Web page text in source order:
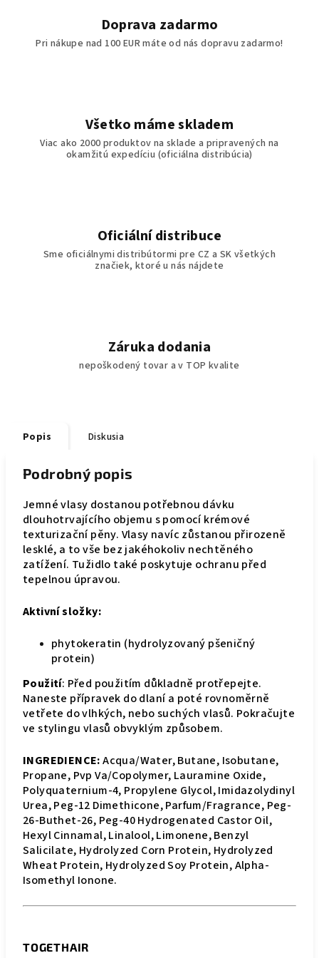
Doprava zadarmo
Pri nákupe nad 100 EUR máte od nás dopravu zadarmo!
Všetko máme skladem
Viac ako 2000 produktov na sklade a pripravených na
okamžitú expedíciu (oficiálna distribúcia)
Oficiální distribuce
Sme oficiálnymi distribútormi pre CZ a SK všetkých
značiek, ktoré u nás nájdete
Záruka dodania
nepoškodený tovar a v TOP kvalite
Popis Diskusia
Podrobný popis
Jemné vlasy dostanou potřebnou dávku
dlouhotrvajícího objemu s pomocí krémové
texturizační pěny. Vlasy navíc zůstanou přirozeně
lesklé, a to vše bez jakéhokoliv nechtěného
zatížení. Tužidlo také poskytuje ochranu před
tepelnou úpravou.
Aktivní složky:
phytokeratin (hydrolyzovaný pšeničný
protein)
Použití: Před použitím důkladně protřepejte.
Naneste přípravek do dlaní a poté rovnoměrně
vetřete do vlhkých, nebo suchých vlasů. Pokračujte
ve stylingu vlasů obvyklým způsobem.
INGREDIENCE:Acqua/Water, Butane, Isobutane,
Propane, Pvp Va/Copolymer, Lauramine Oxide,
Polyquaternium-4, Propylene Glycol, Imidazolydinyl
Urea, Peg-12 Dimethicone, Parfum/Fragrance, Peg-
26-Buthet-26, Peg-40 Hydrogenated Castor Oil,
Hexyl Cinnamal, Linalool, Limonene, Benzyl
Salicilate, Hydrolyzed Corn Protein, Hydrolyzed
Wheat Protein, Hydrolyzed Soy Protein, Alpha-
Isomethyl Ionone.
TOGETHAIR